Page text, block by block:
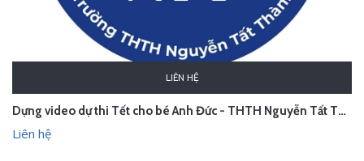
LIÊN HỆ
Dựng video dự thi Tết cho bé Anh Đức - THTH Nguyễn Tất Thành
Liên hệ